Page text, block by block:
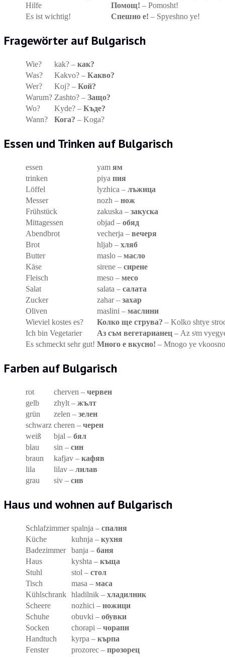
Hilfe
Помощ! – Pomosht!
Es ist wichtig!
Спешно е! – Spyeshno ye!
Fragewörter auf Bulgarisch
Wie? kak? – как?
Was?
Kakvo? – Какво?
Wer?
Koj? – Кой?
Warum? Zashto? – Защо?
Wo?
Kyde? – Къде?
Wann?
Кога? – Koga?
Essen und Trinken auf Bulgarisch
essen yam ям
trinken
piya пия
Löffel
lyzhica – лъжица
Messer
nozh – нож
Frühstück
zakuska – закуска
Mittagessen
objad – обяд
Abendbrot
vecherja – вечеря
Brot
hljab – хляб
Butter
maslo – масло
Käse
sirene – сирене
Fleisch
meso – месо
Salat
salata – салата
Zucker
zahar – захар
Oliven
maslini – маслини
Wieviel kostes es?
Колко ще струва? – Kolko shtye
Ich bin Vegetarier
Аз съм вегетарианец – Az sʲm
Es schmeckt sehr gut! Много е вкусно! – Mnogo ye
Farben auf Bulgarisch
rot cherven – червен
gelb
zhylt – жълт
grün
zelen – зелен
schwarz cheren – черен
weiß
bjal – бял
blau
sin – син
braun
kafjav – кафяв
lila
lilav – лилав
grau
siv – сив
Haus und wohnen auf Bulgarisch
Schlafzimmer spalnja – спалня
Küche
kuhnja – кухня
Badezimmer
banja – баня
Haus
kyshta – къща
Stuhl
stol – стол
Tisch
masa – маса
Kühlschrank hladilnik – хладилник
Scheere
nozhici – ножици
Schuhe
obuvki – обувки
Socken
chorapi – чорапи
Handtuch
kyrpa – кърпа
Fenster
prozorec – прозорец